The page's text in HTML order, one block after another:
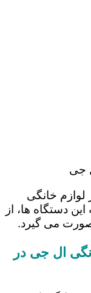
جی
لوازم خانگی
دستگاه ها، از
می گیرد.
ال جی در